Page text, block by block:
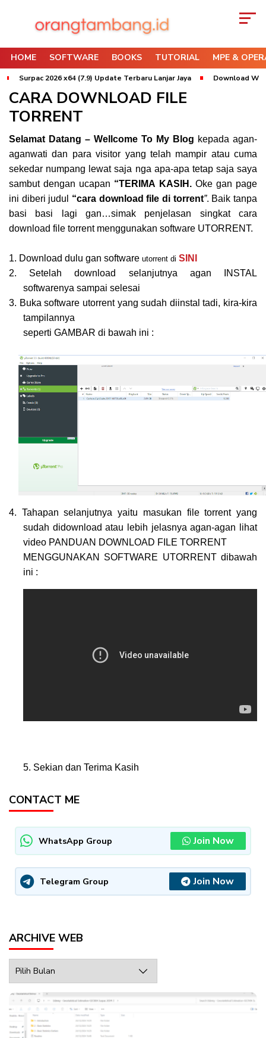
HOME SOFTWARE BOOKS TUTORIAL MPE &
Surpac 2026 x64 (7.9) Update Terbaru Lanjar Jaya Download
CARA DOWNLOAD FILE
TORRENT
Selamat Datang – Wellcome To My Blog kepada agan-
aganwati dan para visitor yang telah mampir atau cuma
sekedar numpang lewat saja nga apa-apa tetap saja saya
sambut dengan ucapan “TERIMA KASIH. Oke gan page
ini diberi judul “cara download file di torrent”. Baik tanpa
basi basi lagi gan…simak penjelasan singkat cara
download file torrent menggunakan software UTORRENT.
1. Download dulu gan software utorrent di SINI
2. Setelah download selanjutnya agan INSTAL
softwarenya sampai selesai
3. Buka software utorrent yang sudah diinstal tadi, kira-kira
tampilannya
seperti GAMBAR di bawah ini :
4. Tahapan selanjutnya yaitu masukan file torrent yang
sudah didownload atau lebih jelasnyaagan-agan
lihat
video PANDUAN DOWNLOAD FILE TORRENT
MENGGUNAKAN SOFTWARE UTORRENT dibawah
ini :
5. Sekian dan Terima Kasih
CONTACT ME
WhatsApp Group Join Now
Telegram Group Join Now
ARCHIVE WEB
Web